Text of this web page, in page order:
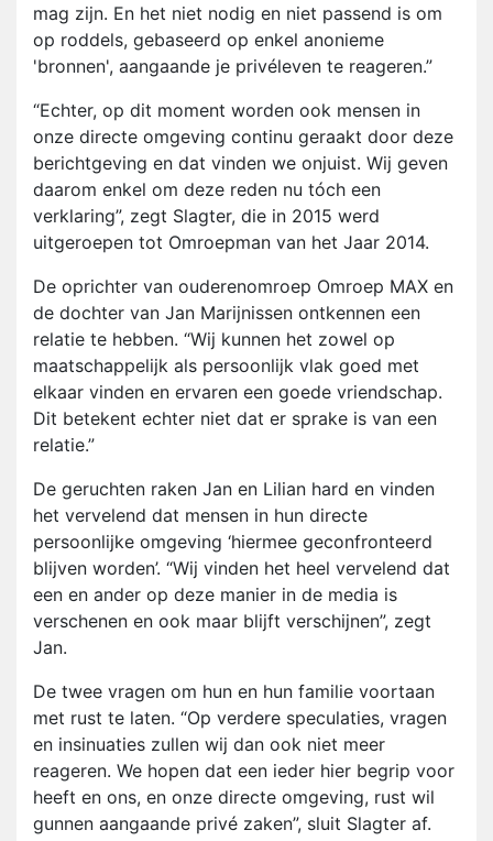
mag zijn. En het niet nodig en niet passend is om
op roddels, gebaseerd op enkel anonieme
'bronnen', aangaande je privéleven te reageren.”
“Echter, op dit moment worden ook mensen in
onze directe omgeving continu geraakt door deze
berichtgeving en dat vinden we onjuist. Wij geven
daarom enkel om deze reden nu tóch een
verklaring”, zegt Slagter, die in 2015 werd
uitgeroepen tot Omroepman van het Jaar 2014.
De oprichter van ouderenomroep Omroep MAX en
de dochter van Jan Marijnissen ontkennen een
relatie te hebben. “Wij kunnen het zowel op
maatschappelijk als persoonlijk vlak goed met
elkaar vinden en ervaren een goede vriendschap.
Dit betekent echter niet dat er sprake is van een
relatie.”
De geruchten raken Jan en Lilian hard en vinden
het vervelend dat mensen in hun directe
persoonlijke omgeving ‘hiermee geconfronteerd
blijven worden’. “Wij vinden het heel vervelend dat
een en ander op deze manier in de media is
verschenen en ook maar blijft verschijnen”, zegt
Jan.
De twee vragen om hun en hun familie voortaan
met rust te laten. “Op verdere speculaties, vragen
en insinuaties zullen wij dan ook niet meer
reageren. We hopen dat een ieder hier begrip voor
heeft en ons, en onze directe omgeving, rust wil
gunnen aangaande privé zaken”, sluit Slagter af.